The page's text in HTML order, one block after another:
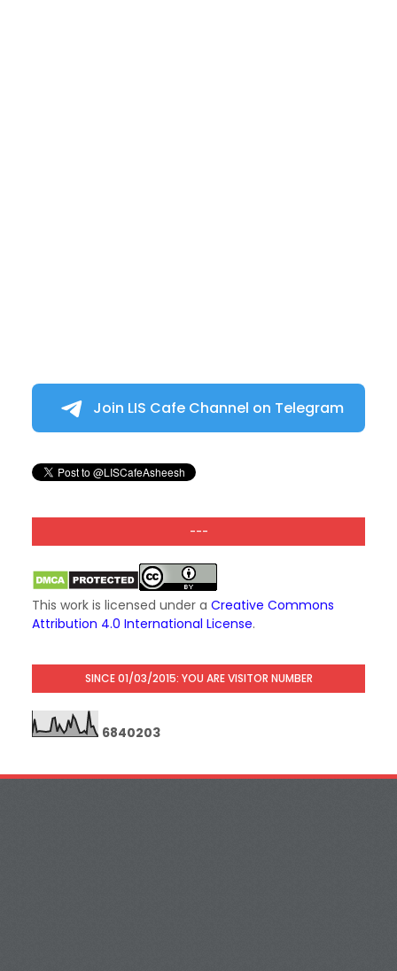
Join LIS Cafe Channel on Telegram
---
This work is licensed under a Creative Commons
Attribution 4.0 International License.
SINCE 01/03/2015: YOU ARE VISITOR NUMBER
6840203